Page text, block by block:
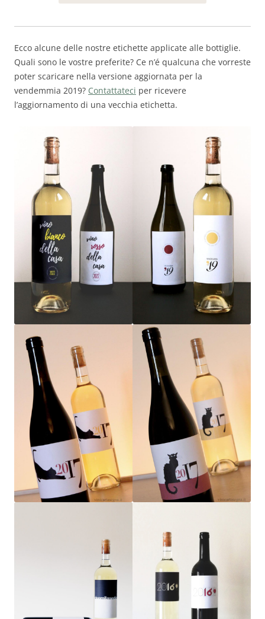
Ecco alcune delle nostre etichette applicate alle bottiglie.
Quali sono le vostre preferite? Ce n’é qualcuna che vorreste
poter scaricare nella versione aggiornata per la
vendemmia 2019? Contattateci per ricevere
l’aggiornamento di una vecchia etichetta.